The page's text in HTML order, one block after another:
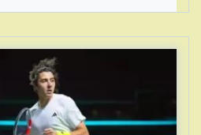
что не стали загонять его